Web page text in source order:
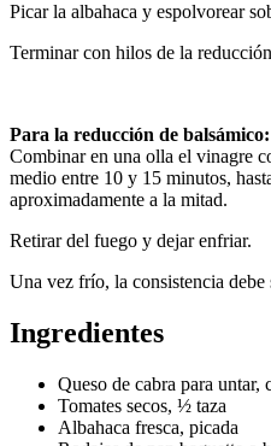
Picar la albahaca y espolvorear
Terminar con hilos de la
Para la reducción de balsámico:
Combinar en una olla el vinagre
medio entre 10 y 15 minutos,
aproximadamente a la mitad.
Retirar del fuego y dejar enfriar.
Una vez frío, la consistencia debe
Ingredientes
Queso de cabra para untar,
Tomates secos, ½ taza
Albahaca fresca, picada